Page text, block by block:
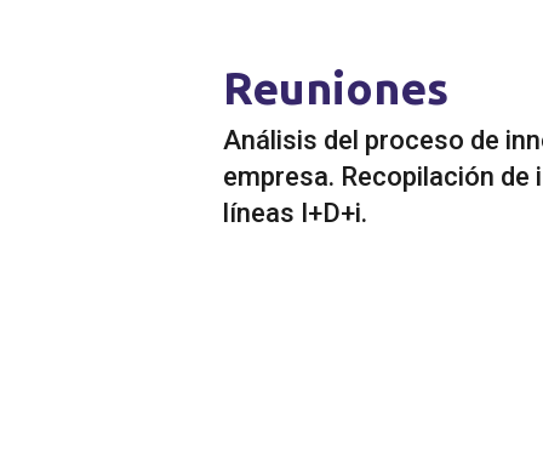
Reuniones
Análisis del proceso de
empresa. Recopilación de
líneas I+D+i.